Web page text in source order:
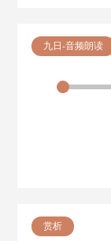
九日-音频朗读
赏析